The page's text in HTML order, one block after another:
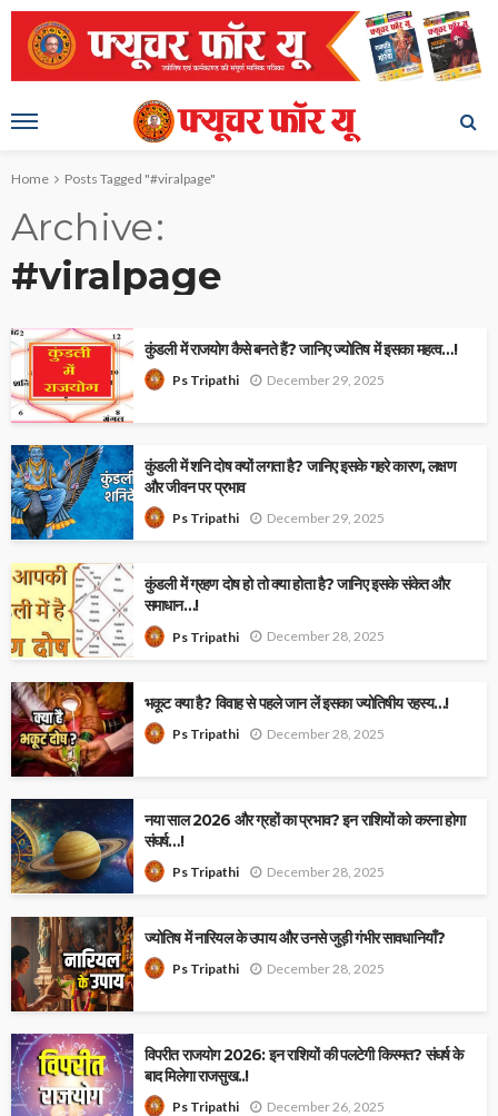
Home Posts Tagged "#viralpage"
Archive
#viralpage
कुंडली में राजयोग कैसे बनते हैं? जानिए ज्योतिष में इसका महत्व…!
Ps Tripathi December 29, 2025
कुंडली में शनि दोष क्यों लगता है? जानिए इसके गहरे कारण, लक्षण
और जीवन पर प्रभाव
Ps Tripathi December 29, 2025
कुंडली में ग्रहण दोष हो तो क्या होता है? जानिए इसके संकेत और
समाधान…!
Ps Tripathi December 28, 2025
भकूट क्या है? विवाह से पहले जान लें इसका ज्योतिषीय रहस्य…!
Ps Tripathi December 28, 2025
नया साल 2026 और ग्रहों का प्रभाव? इन राशियों को करना होगा
संघर्ष…!
Ps Tripathi December 28, 2025
ज्योतिष में नारियल के उपाय और उनसे जुड़ी गंभीर सावधानियाँ?
Ps Tripathi December 28, 2025
विपरीत राजयोग 2026: इन राशियों की पलटेगी किस्मत? संघर्ष के
बाद मिलेगा राजसुख..!
Ps Tripathi December 26, 2025